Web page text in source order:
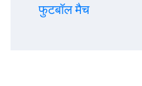
फुटबॉल मैच